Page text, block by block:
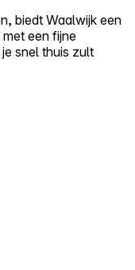
biedt Waalwijk een
een fijne
snel thuis zult